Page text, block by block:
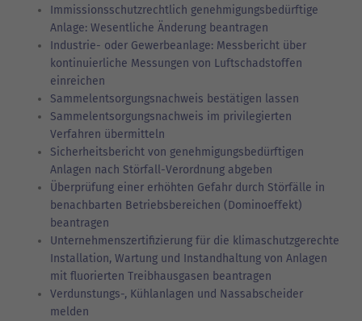
Immissionsschutzrechtlich genehmigungsbedürftige
Anlage: Wesentliche Änderung beantragen
Industrie- oder Gewerbeanlage: Messbericht über
kontinuierliche Messungen von Luftschadstoffen
einreichen
Sammelentsorgungsnachweis bestätigen lassen
Sammelentsorgungsnachweis im privilegierten
Verfahren übermitteln
Sicherheitsbericht von genehmigungsbedürftigen
Anlagen nach Störfall-Verordnung abgeben
Überprüfung einer erhöhten Gefahr durch Störfälle in
benachbarten Betriebsbereichen (Dominoeffekt)
beantragen
Unternehmenszertifizierung für die klimaschutzgerechte
Installation, Wartung und Instandhaltung von Anlagen
mit fluorierten Treibhausgasen beantragen
Verdunstungs-, Kühlanlagen und Nassabscheider
melden